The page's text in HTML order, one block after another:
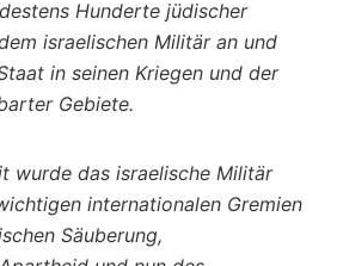
Hunderte jüdischer
israelischen Militär an und
in seinen Kriegen und der
Gebiete.
wurde das israelische Militär
internationalen Gremien
Säuberung,